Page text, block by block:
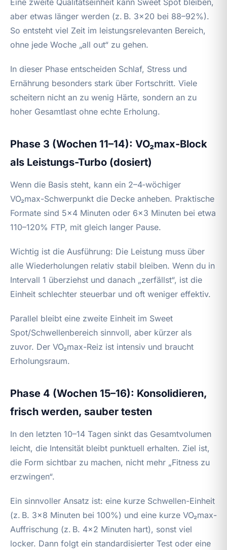
aber etwas länger werden (z. B. 3×20 bei 88–92%).
So entsteht viel Zeit im leistungsrelevanten Bereich,
ohne jede Woche „all out“ zu gehen.
In dieser Phase entscheiden Schlaf, Stress und
Ernährung besonders stark über Fortschritt. Viele
scheitern nicht an zu wenig Härte, sondern an zu
hoher Gesamtlast ohne echte Erholung.
Phase 3 (Wochen 11–14): VO₂max-Block
als Leistungs-Turbo (dosiert)
Wenn die Basis steht, kann ein 2–4‑wöchiger
VO₂max-Schwerpunkt die Decke anheben. Praktische
Formate sind 5×4 Minuten oder 6×3 Minuten bei etwa
110–120% FTP, mit gleich langer Pause.
Wichtig ist die Ausführung: Die Leistung muss über
alle Wiederholungen relativ stabil bleiben. Wenn du in
Intervall 1 überziehst und danach „zerfällst“, ist die
Einheit schlechter steuerbar und oft weniger effektiv.
Parallel bleibt eine zweite Einheit im Sweet
Spot/Schwellenbereich sinnvoll, aber kürzer als
zuvor. Der VO₂max-Reiz ist intensiv und braucht
Erholungsraum.
Phase 4 (Wochen 15–16): Konsolidieren,
frisch werden, sauber testen
In den letzten 10–14 Tagen sinkt das Gesamtvolumen
leicht, die Intensität bleibt punktuell erhalten. Ziel ist,
die Form sichtbar zu machen, nicht mehr „Fitness zu
erzwingen“.
Ein sinnvoller Ansatz ist: eine kurze Schwellen-Einheit
(z. B. 3×8 Minuten bei 100%) und eine kurze VO₂max-
Auffrischung (z. B. 4×2 Minuten hart), sonst viel
locker. Dann folgt ein standardisierter Test oder eine